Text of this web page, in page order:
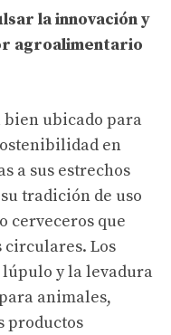
la innovación y
agroalimentario
bien ubicado para
en
a sus estrechos
tradición de uso
cerveceros que
circulares. Los
lúpulo y la levadura
animales,
productos